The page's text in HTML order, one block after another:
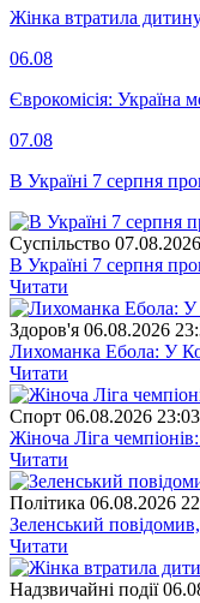
Жінка втратила
06.08
Єврокомісія: Україна
07.08
В Україні 7 серпня
Суспiльство
В Україні 7 серпня
Читати
Здоров'я 06.08.2026
Лихоманка Ебола: У
Читати
Спорт 06.08.2026
Жіноча Ліга
Читати
Полiтика 06.08.2026
Зеленський
Читати
Надзвичайні події